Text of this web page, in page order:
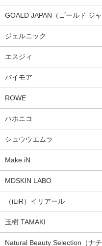
GOALD JAPAN（ゴールド ジャ
ジェルニック
エスジィ
パイモア
ROWE
ハホニコ
シュウウエムラ
Make.iN
MDSKIN LABO
（iLiR）イリアール
玉樹 TAMAKI
Natural Beauty Selection（ナ